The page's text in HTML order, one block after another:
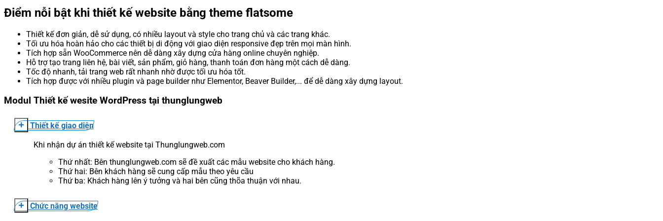
Điểm nỗi bật khi thiết kế website bằng theme flatsome
Thiết kế đơn giản, dễ sử dụng, có nhiều layout và style cho trang chủ và các trang khác.
Tối ưu hóa hoàn hảo cho các thiết bị di động với giao diện responsive đẹp trên mọi màn hình.
Tích hợp sẵn WooCommerce nên dễ dàng xây dựng cửa hàng online chuyên nghiệp.
Hỗ trợ tạo trang liên hệ, bài viết, sản phẩm, giỏ hàng, thanh toán đơn hàng một cách dễ dàng.
Tốc độ nhanh, tải trang web rất nhanh nhờ được tối ưu hóa tốt.
Tích hợp được với nhiều plugin và page builder như Elementor, Beaver Builder,... để dễ dàng xây dựng layout.
Modul Thiết kế wesite WordPress tại thunglungweb
Thiết kế giao diện
Khi nhận dự án thiết kế website tại Thunglungweb.com
Thứ nhất: Bên thunglungweb.com sẽ đề xuất các mẫu website cho khách hàng.
Thứ hai: Bên khách hàng sẽ cung cấp mẫu theo yêu cầu
Thứ ba: Khách hàng lên ý tưởng và hai bên cũng thõa thuận với nhau.
Chức năng website